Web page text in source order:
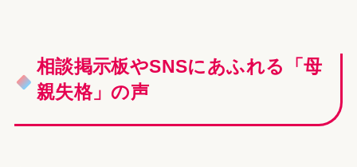
相談掲示板やSNSにあふれる「母
親失格」の声